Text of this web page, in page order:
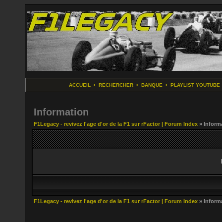
ACCUEIL • RECHERCHER• BANQUE • PLAYLIST YOUTUBE
Information
F1Legacy - revivez l'age d'or de la F1 sur rFactor | Forum Index »
F1Legacy - revivez l'age d'or de la F1 sur rFactor | Forum Index »